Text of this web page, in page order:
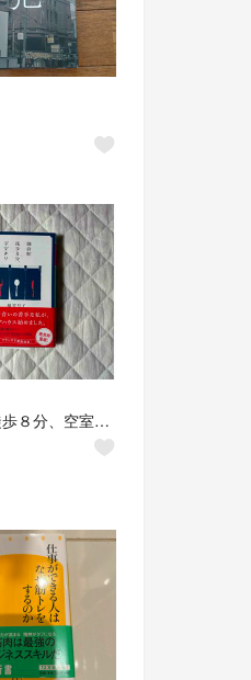
鎌倉駅徒歩８分、空室あり 文庫本